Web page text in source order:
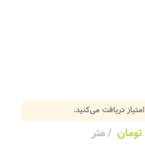
امتیاز دریافت می‌کنید.
تومان متر